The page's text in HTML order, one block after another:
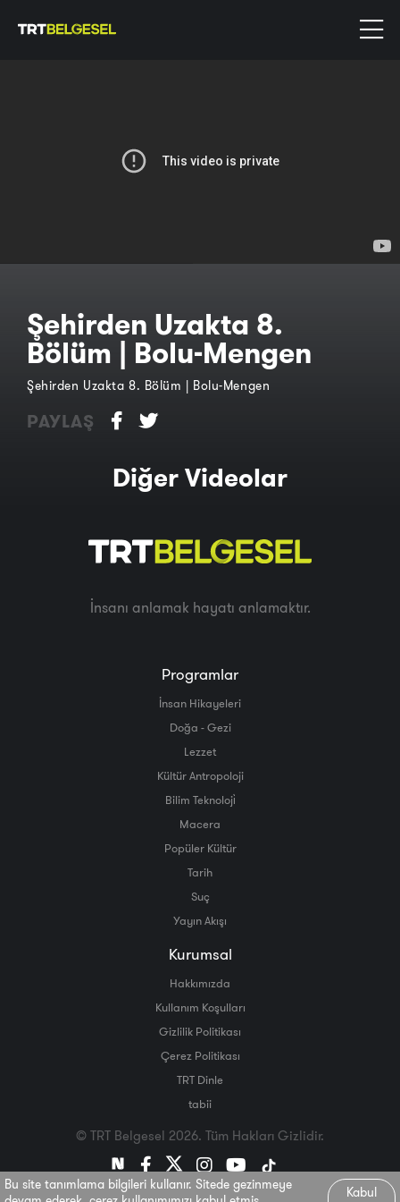
Şehirden Uzakta 8.
Bölüm | Bolu-Mengen
Şehirden Uzakta 8. Bölüm | Bolu-Mengen
PAYLAŞ
Diğer Videolar
Bu site tanımlama bilgileri kullanır. Sitede gezinmeye
Kabul
İnsanı anlamak hayatı anlamaktır.
Programlar
İnsan Hikayeleri
Doğa - Gezi
Lezzet
Kültür Antropoloji
Bilim Teknoloji̇
Macera
Popüler Kültür
Tarih
Suç
Yayın Akışı
Kurumsal
Hakkımızda
Kullanım Koşulları
Gizlilik Politikası
Çerez Politikası
TRT Dinle
tabii
© TRT Belgesel 2026. Tüm Hakları Gizlidir.